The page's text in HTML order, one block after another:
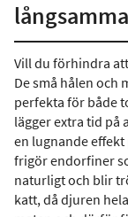
Vill du förhindra
De små hålen och
perfekta för både
lägger extra tid på
en lugnande
frigör endorfiner
naturligt och blir
katt, då djuren